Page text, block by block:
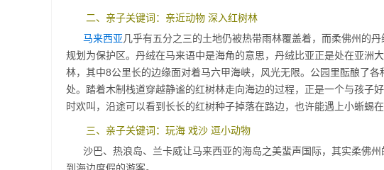
二、亲子关键词：亲近动物 深入红树林
马来西亚几乎有五分之三的土地仍被热带雨林覆盖着，而柔佛州的
规划为保护区。丹绒在马来语中是海角的意思，丹绒比亚正是处在亚洲
林，其中8公里长的边缘面对着马六甲海峡，风光无限。公园里酝酿了
处。踏着木制栈道穿越静谧的红树林走向海边的过程，正是一个与孩子
时欢叫，沿途可以看到长长的红树种子掉落在路边，也许能遇上小蜥蜴
三、亲子关键词：玩海 戏沙 逗小动物
沙巴、热浪岛、兰卡威让马来西亚的海岛之美蜚声国际，其实柔佛